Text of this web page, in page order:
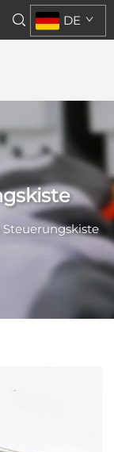
DE
Steuerungskiste